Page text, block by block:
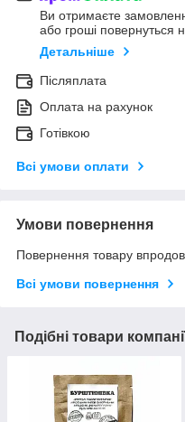
Ви отримаєте
або гроші повернуться
Детальніше
Післяплата
Оплата на рахунок
Готівкою
Всі умови оплати
Умови повернення
Повернення товару
Всі умови повернення
Подібні товари